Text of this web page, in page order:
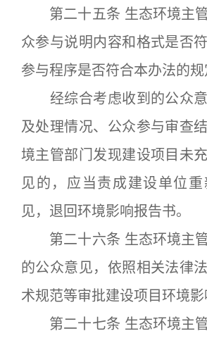
第二十五条 生态环境主管
众参与说明内容和格式是否
参与程序是否符合本办法的规
经综合考虑收到的公众意
及处理情况、公众参与审查
境主管部门发现建设项目未
见的，应当责成建设单位
见，退回环境影响报告书。
第二十六条 生态环境主管
的公众意见，依照相关法律
术规范等审批建设项目环境影
第二十七条 生态环境主